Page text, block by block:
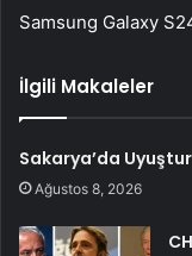
Samsung Galaxy
İlgili Makaleler
Sakarya’da
Ağustos 8, 2026